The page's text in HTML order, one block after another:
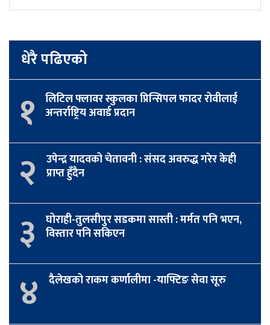
धेरै पढिएको
१ लिटिल फ्लावर स्कुलका प्रिन्सिपल फादर रोवीलाई
अन्तर्राष्ट्रिय अवार्ड प्रदान
२ उपेन्द्र यादवको चेतावनी : संसद अवरुद्ध गरेर केही
प्राप्त हुँदैन
३ घोराही-तुलसीपुर सडकमा सास्ती : मर्मत पनि भएन,
विस्तार पनि सकिएन
४ दैलेखको राकम कर्णालीमा -याफ्टिङ सेवा सूरु